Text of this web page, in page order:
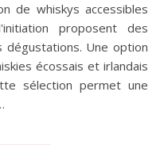
de whiskys accessibles
proposent des
Une option
écossais et irlandais
sélection permet une